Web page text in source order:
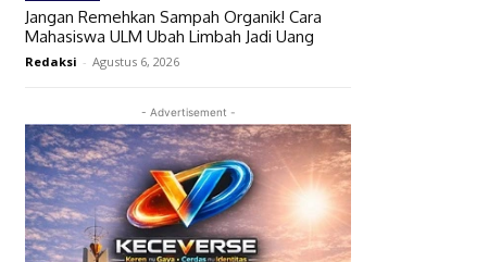
Jangan Remehkan Sampah Organik! Cara
Mahasiswa ULM Ubah Limbah Jadi Uang
Redaksi - Agustus 6, 2026
- Advertisement -